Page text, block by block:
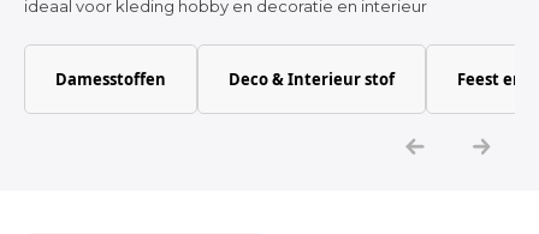
Kinderkamer
Katoen
ideaal voor kleding hobby en decoratie en interieur
Damesstoffen Deco & Interieur stof Feest en